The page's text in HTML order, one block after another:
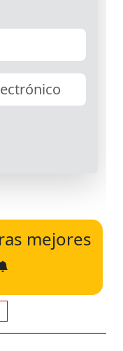
mejores